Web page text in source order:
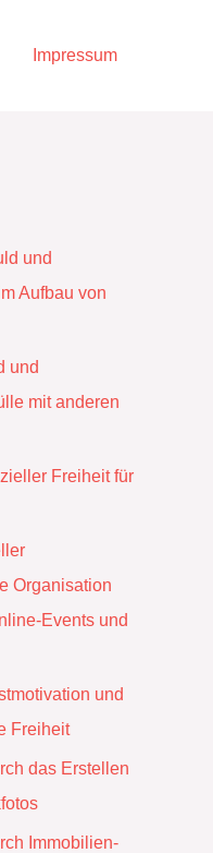
Impressum
und
Aufbau von
und
mit anderen
Freiheit für
Organisation
Events und
und
Freiheit
das Erstellen
Immobilien-